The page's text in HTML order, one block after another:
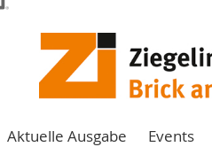
Aktuelle Ausgabe Events